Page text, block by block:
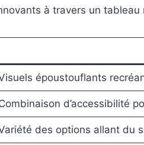
à travers un
époustouflants
d’accessibilité
des options allant du